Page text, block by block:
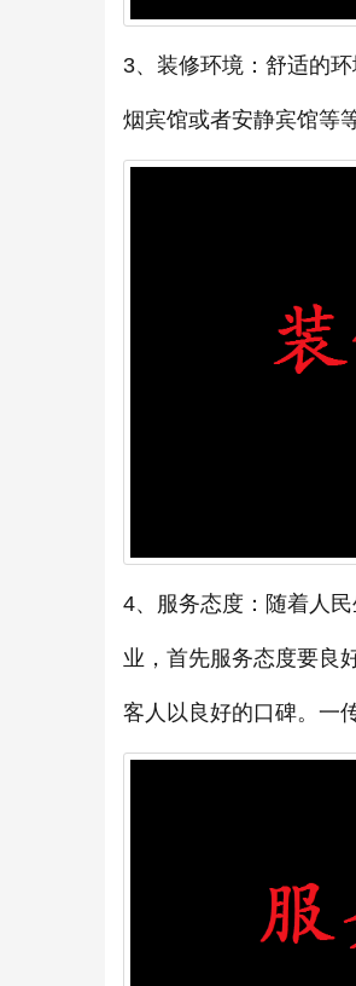
3、装修环境：舒适的
烟宾馆或者安静宾馆等
4、服务态度：随着人
业，首先服务态度要良
客人以良好的口碑。一